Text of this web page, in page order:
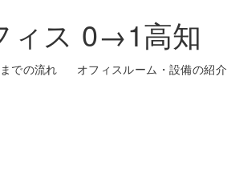
ィス 0→1高知
での流れ オフィスルーム・設備の紹介